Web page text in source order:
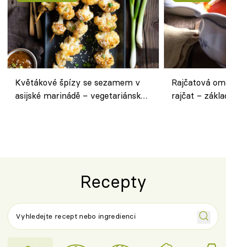
Květákové špízy se sezamem v
asijské marinádě – vegetariánská
Rajčatová
rajčat –
Recepty